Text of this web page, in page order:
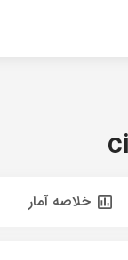
خلاصه آمار